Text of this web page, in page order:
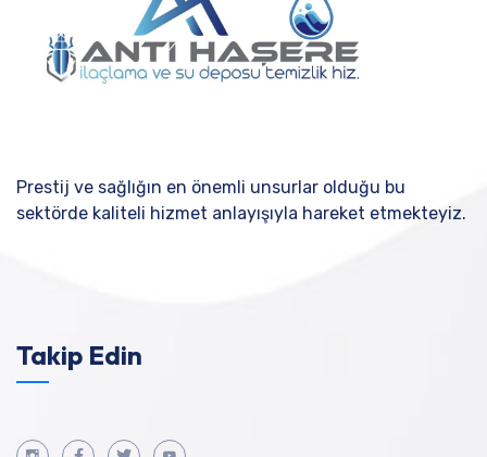
Prestij ve sağlığın en önemli unsurlar olduğu bu
sektörde kaliteli hizmet anlayışıyla hareket etmekteyiz.
Takip Edin